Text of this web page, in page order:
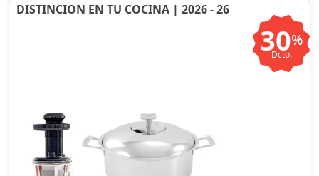
DISTINCION EN TU COCINA | 2026 - 26
30%
Dcto.